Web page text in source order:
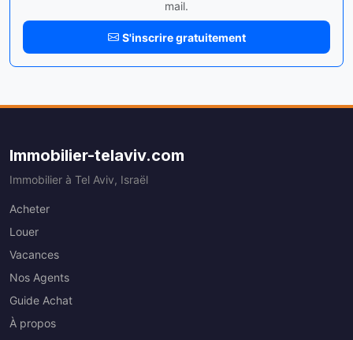
mail.
S'inscrire gratuitement
Immobilier-telaviv.com
Immobilier à Tel Aviv, Israël
Acheter
Louer
Vacances
Nos Agents
Guide Achat
À propos